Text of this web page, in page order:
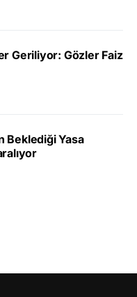
Geriliyor: Gözler Faiz
Beklediği Yasa